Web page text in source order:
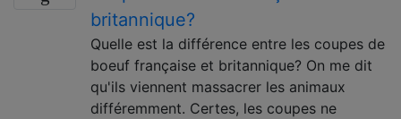
britannique?
Quelle est la différence entre les coupes de
boeuf française et britannique? On me dit
qu'ils viennent massacrer les animaux
différemment. Certes, les coupes ne